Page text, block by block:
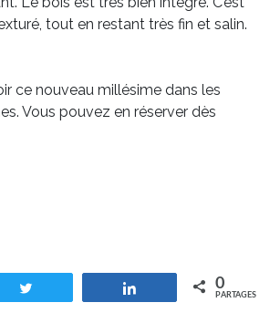
tout en restant très fin et salin.
ce nouveau millésime dans les
Vous pouvez en réserver dès
Partagez 0
PARTAGES